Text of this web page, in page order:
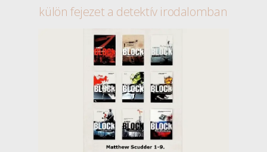
külön fejezet a detektív irodalomban